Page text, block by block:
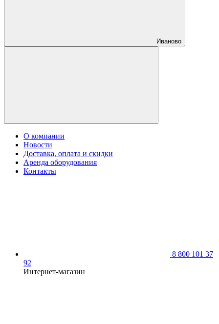
Иваново
О компании
Новости
Доставка, оплата и скидки
Аренда оборудования
Контакты
8 800 101 37
92
Интернет-магазин